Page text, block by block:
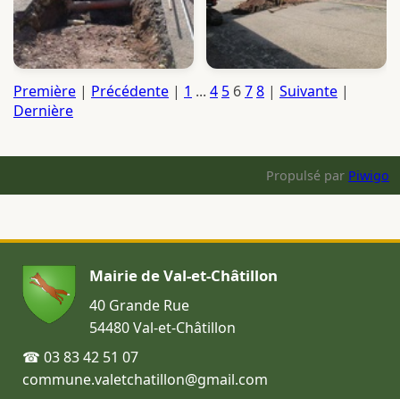
Première | Précédente | 1 ... 4 5 678 | Suivante |
Dernière
Propulsé par Piwigo
Mairie de Val-et-Châtillon
40 Grande Rue
54480 Val-et-Châtillon
☎ 03 83 42 51 07
commune.valetchatillon@gmail.com